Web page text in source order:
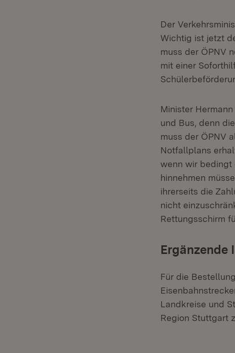
Der
Wichtig ist jetzt
muss der ÖPNV
mit einer
Minister
und Bus, denn
muss der ÖPNV
Notfallplans
wenn wir bedingt
hinnehmen
ihrerseits die
nicht
Rettungsschirm
Ergänzende
Für die
Landkreise und
Region Stuttgart